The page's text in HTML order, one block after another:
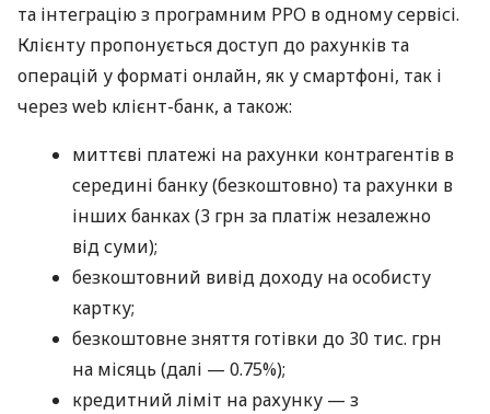
та інтеграцію з програмним РРО в одному сервісі.
Клієнту пропонується доступ до рахунків та
операцій у форматі онлайн, як у смартфоні, так і
через web клієнт-банк, а також:
миттєві платежі на рахунки контрагентів в
середині банку (безкоштовно) та рахунки в
інших банках (3 грн за платіж незалежно
від суми);
безкоштовний вивід доходу на особисту
картку;
безкоштовне зняття готівки до 30 тис. грн
на місяць (далі — 0.75%);
кредитний ліміт на рахунку — з